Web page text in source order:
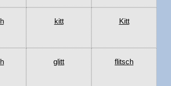
kitt Kitt
glitt flitsch